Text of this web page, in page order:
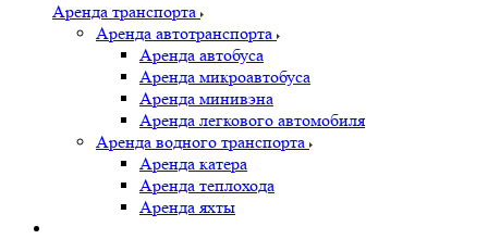
Аренда транспорта
Аренда автотранспорта
Аренда автобуса
Аренда микроавтобуса
Аренда минивэна
Аренда легкового автомобиля
Аренда водного транспорта
Аренда катера
Аренда теплохода
Аренда яхты